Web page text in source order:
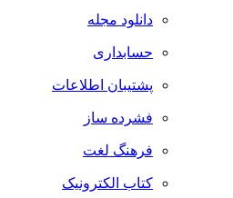
دانلود مجله
حسابداری
پشتیبان اطلاعات
فشرده ساز
فرهنگ لغت
کتاب الکترونیک